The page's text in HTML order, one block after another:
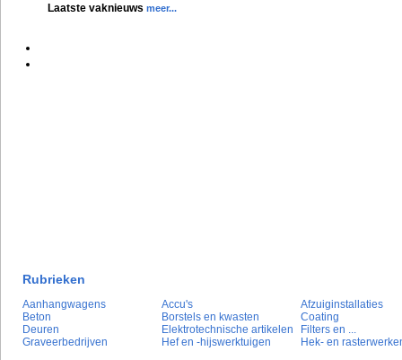
Laatste vaknieuws meer...
Rubrieken
Aanhangwagens Accu's
Afzuiginstallaties
Beton
Borstels en kwasten
Coating
Deuren
Elektrotechnische artikelen
Filters en ...
Graveerbedrijven
Hef en -hijswerktuigen
Hek- en